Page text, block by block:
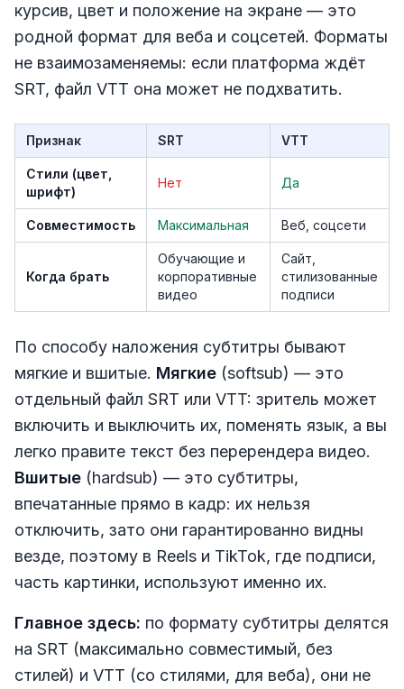
курсив, цвет и положение на экране — это
родной формат для веба и соцсетей. Форматы
не взаимозаменяемы: если платформа ждёт
SRT, файл VTT она может не подхватить.
Признак SRT VTT
Стили (цвет,
шрифт)
Нет Да
Совместимость Максимальная Веб, соцсети
Когда брать
Обучающие и
корпоративные
видео
Сайт,
стилизованные
подписи
По способу наложения субтитры бывают
мягкие и вшитые. Мягкие (softsub) — это
отдельный файл SRT или VTT: зритель может
включить и выключить их, поменять язык, а вы
легко правите текст без перерендера видео.
Вшитые (hardsub) — это субтитры,
впечатанные прямо в кадр: их нельзя
отключить, зато они гарантированно видны
везде, поэтому в Reels и TikTok, где подписи,
часть картинки, используют именно их.
Главное здесь: по формату субтитры делятся
на SRT (максимально совместимый, без
стилей) и VTT (со стилями, для веба), они не